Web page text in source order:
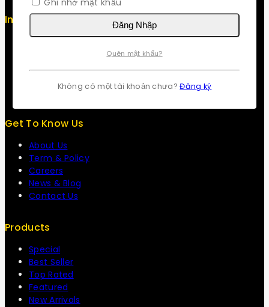
Info
My cart
My account
Get To Know Us
About Us
Term & Policy
Careers
News & Blog
Contact Us
Products
Special
Best Seller
Top Rated
Featured
New Arrivals
Đăng Nhập
Quên mật khẩu?
Không có một tài khoản chưa?Đăng ký